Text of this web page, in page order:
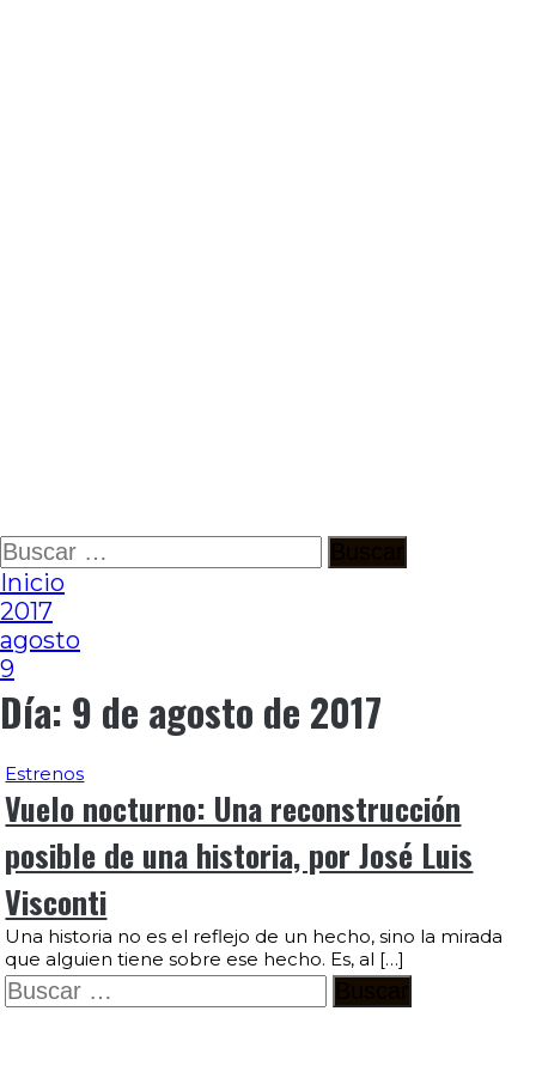
Ir
al
contenido
Buscar:
Inicio
2017
agosto
9
Día: 9 de agosto de 2017
Estrenos
Vuelo nocturno: Una reconstrucción
posible de una historia, por José Luis
Visconti
Una historia no es el reflejo de un hecho, sino la mirada
que alguien tiene sobre ese hecho. Es, al […]
Buscar: